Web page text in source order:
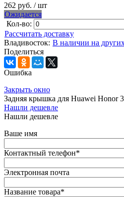
262 руб. / шт
Ожидается
Кол-во:
Рассчитать доставку
Владивосток: В наличии на
Поделиться
Ошибка
Закрыть окно
Задняя крышка для Huawei Honor
Нашли дешевле
Нашли дешевле
Ваше имя
Контактный телефон*
Электронная почта
Название товара*